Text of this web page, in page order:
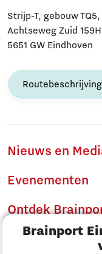
Brainport
Strijp-T, gebouw
Achtseweg Zuid 159H
5651 GW Eindhoven
Routebeschrijving
Nieuws en
Evenementen
Ontdek
Innovatie